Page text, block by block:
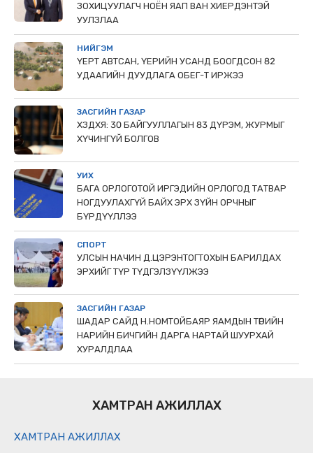
ЗОХИЦУУЛАГЧ НОЁН ЯАП ВАН ХИЕРДЭНТЭЙ
УУЛЗЛАА
НИЙГЭМ
ҮЕРТ АВТСАН, ҮЕРИЙН УСАНД БООГДСОН 82
УДААГИЙН ДУУДЛАГА ОБЕГ-Т ИРЖЭЭ
ЗАСГИЙН ГАЗАР
ХЗДХЯ: 30 БАЙГУУЛЛАГЫН 83 ДҮРЭМ, ЖУРМЫГ
ХҮЧИНГҮЙ БОЛГОВ
УИХ
БАГА ОРЛОГОТОЙ ИРГЭДИЙН ОРЛОГОД ТАТВАР
НОГДУУЛАХГҮЙ БАЙХ ЭРХ ЗҮЙН ОРЧНЫГ
БҮРДҮҮЛЛЭЭ
СПОРТ
УЛСЫН НАЧИН Д.ЦЭРЭНТОГТОХЫН БАРИЛДАХ
ЭРХИЙГ ТҮР ТҮДГЭЛЗҮҮЛЖЭЭ
ЗАСГИЙН ГАЗАР
ШАДАР САЙД Н.НОМТОЙБАЯР ЯАМДЫН ТӨРИЙН
НАРИЙН БИЧГИЙН ДАРГА НАРТАЙ ШУУРХАЙ
ХУРАЛДЛАА
ХАМТРАН АЖИЛЛАХ
ХАМТРАН АЖИЛЛАХ